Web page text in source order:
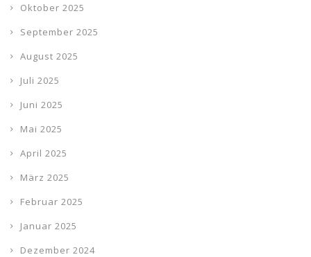
Oktober 2025
September 2025
August 2025
Juli 2025
Juni 2025
Mai 2025
April 2025
März 2025
Februar 2025
Januar 2025
Dezember 2024